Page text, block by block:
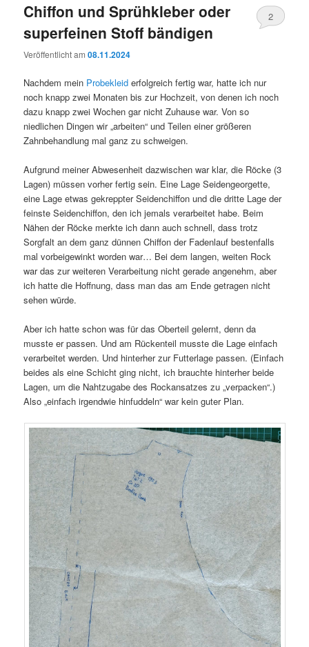
Chiffon und Sprühkleber oder
superfeinen Stoff bändigen
Veröffentlicht am08.11.2024
2
Nachdem mein Probekleid erfolgreich fertig war, hatte ich nur
noch knapp zwei Monaten bis zur Hochzeit, von denen ich noch
dazu knapp zwei Wochen gar nicht Zuhause war. Von so
niedlichen Dingen wir „arbeiten“ und Teilen einer größeren
Zahnbehandlung mal ganz zu schweigen.
Aufgrund meiner Abwesenheit dazwischen war klar, die Röcke (3
Lagen) müssen vorher fertig sein. Eine Lage Seidengeorgette,
eine Lage etwas gekreppter Seidenchiffon und die dritte Lage der
feinste Seidenchiffon, den ich jemals verarbeitet habe. Beim
Nähen der Röcke merkte ich dann auch schnell, dass trotz
Sorgfalt an dem ganz dünnen Chiffon der Fadenlauf bestenfalls
mal vorbeigewinkt worden war… Bei dem langen, weiten Rock
war das zur weiteren Verarbeitung nicht gerade angenehm, aber
ich hatte die Hoffnung, dass man das am Ende getragen nicht
sehen würde.
Aber ich hatte schon was für das Oberteil gelernt, denn da
musste er passen. Und am Rückenteil musste die Lage einfach
verarbeitet werden. Und hinterher zur Futterlage passen. (Einfach
beides als eine Schicht ging nicht, ich brauchte hinterher beide
Lagen, um die Nahtzugabe des Rockansatzes zu „verpacken“.)
Also „einfach irgendwie hinfuddeln“ war kein guter Plan.